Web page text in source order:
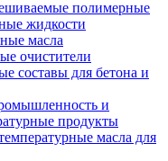
полимерные
жидкости
масла
очистители
составы для бетона и
и
продукты
масла для